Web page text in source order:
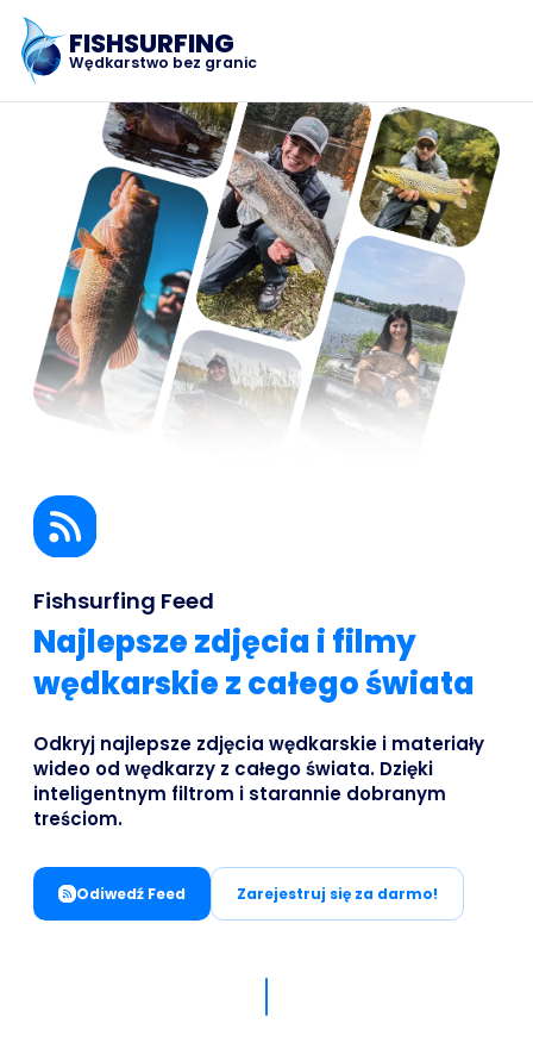
FISHSURFING
Wędkarstwo bez granic
Rejestracja
Strona główna
Blog
Informacje o aplikacji
Business
Fishsurfing Feed
Najlepsze zdjęcia i filmy
wędkarskie z całego świata
Odkryj najlepsze zdjęcia wędkarskie i materiały
wideo od wędkarzy z całego świata. Dzięki
inteligentnym filtrom i starannie dobranym
treściom.
Odiwedź Feed Zarejestruj się za darmo!